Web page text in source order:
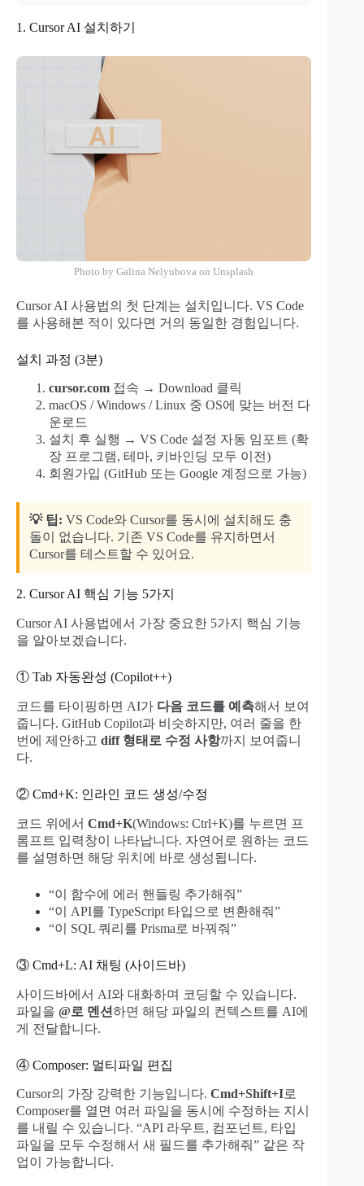
1. Cursor AI 설치하기
Photo by Galina Nelyubova on Unsplash
Cursor AI 사용법의 첫 단계는 설치입니다. VS Code
를 사용해본 적이 있다면 거의 동일한 경험입니다.
설치 과정 (3분)
cursor.com 접속 → Download 클릭
macOS / Windows / Linux 중 OS에 맞는 버전 다
운로드
설치 후 실행 → VS Code 설정 자동 임포트 (확
장 프로그램, 테마, 키바인딩 모두 이전)
회원가입 (GitHub 또는 Google 계정으로 가능)
💡 팁: VS Code와 Cursor를 동시에 설치해도 충
돌이 없습니다. 기존 VS Code를 유지하면서
Cursor를 테스트할 수 있어요.
2. Cursor AI 핵심 기능 5가지
Cursor AI 사용법에서 가장 중요한 5가지 핵심 기능
을 알아보겠습니다.
① Tab 자동완성 (Copilot++)
코드를 타이핑하면 AI가 다음 코드를 예측해서 보여
줍니다. GitHub Copilot과 비슷하지만, 여러 줄을 한
번에 제안하고 diff 형태로 수정 사항까지 보여줍니
다.
② Cmd+K: 인라인 코드 생성/수정
코드 위에서 Cmd+K(Windows: Ctrl+K)를 누르면 프
롬프트 입력창이 나타납니다. 자연어로 원하는 코드
를 설명하면 해당 위치에 바로 생성됩니다.
“이 함수에 에러 핸들링 추가해줘”
“이 API를 TypeScript 타입으로 변환해줘”
“이 SQL 쿼리를 Prisma로 바꿔줘”
③ Cmd+L: AI 채팅 (사이드바)
사이드바에서 AI와 대화하며 코딩할 수 있습니다.
파일을 @로 멘션하면 해당 파일의 컨텍스트를 AI에
게 전달합니다.
④ Composer: 멀티파일 편집
Cursor의 가장 강력한 기능입니다. Cmd+Shift+I로
Composer를 열면 여러 파일을 동시에 수정하는 지시
를 내릴 수 있습니다. “API 라우트, 컴포넌트, 타입
파일을 모두 수정해서 새 필드를 추가해줘” 같은 작
업이 가능합니다.